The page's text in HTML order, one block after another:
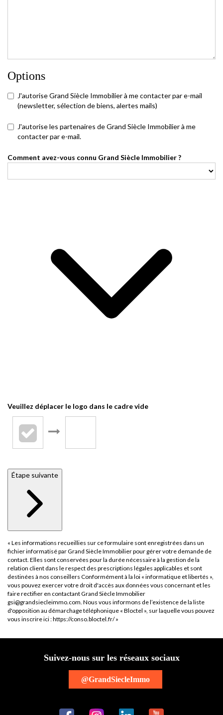
Options
J'autorise Grand Siècle Immobilier à me contacter par e-mail
(newsletter, sélection de biens, alertes mails)
J'autorise les partenaires de Grand Siècle Immobilier à me
contacter par e-mail.
Comment avez-vous connu Grand Siècle Immobilier ?
Veuillez déplacer le logo dans le cadre vide
Étape suivante
« Les informations recueillies sur ce formulaire sont enregistrées dans un
fichier informatisé par Grand Siècle Immobilier pour gérer votre demande de
contact. Elles sont conservées pour la durée nécessaire à la gestion de la
relation client dans le respect des prescriptions légales applicables et sont
destinées à nos conseillers Conformément à la loi « informatique et libertés »,
vous pouvez exercer votre droit d'accès aux données vous concernant et les
faire rectifier en contactant Grand Siècle Immobilier
gsi@grandsiecleimmo.com. Nous vous informons de l’existence de la liste
d'opposition au démarchage téléphonique « Bloctel », sur laquelle vous pouvez
vous inscrire ici :https://conso.bloctel.fr/»
Suivez-nous sur les réseaux sociaux
@GrandSiecleImmo